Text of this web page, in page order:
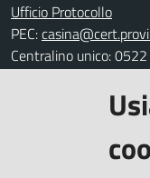
Ufficio Protocollo
PEC:
Centralino unico:
Segnalazione